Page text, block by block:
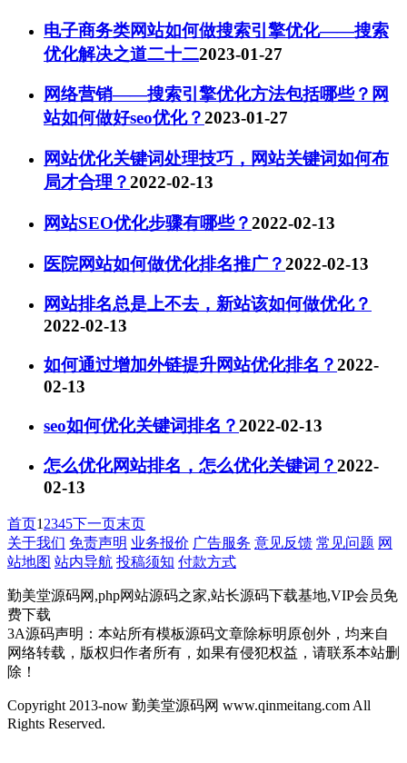
电子商务类网站如何做搜索引擎优化——搜索
优化解决之道二十二2023-01-27
网络营销——搜索引擎优化方法包括哪些？网
站如何做好seo优化？2023-01-27
网站优化关键词处理技巧，网站关键词如何布
局才合理？2022-02-13
网站SEO优化步骤有哪些？2022-02-13
医院网站如何做优化排名推广？2022-02-13
网站排名总是上不去，新站该如何做优化？
2022-02-13
如何通过增加外链提升网站优化排名？2022-
02-13
seo如何优化关键词排名？2022-02-13
怎么优化网站排名，怎么优化关键词？2022-
02-13
首页1 2345下一页末页
关于我们 免责声明 业务报价 广告服务 意见反馈 常见问题 网
站地图 站内导航 投稿须知 付款方式
勤美堂源码网,php网站源码之家,站长源码下载基地,VIP会员免
费下载
3A源码声明：本站所有模板源码文章除标明原创外，均来自
网络转载，版权归作者所有，如果有侵犯权益，请联系本站删
除！
Copyright 2013-now 勤美堂源码网 www.qinmeitang.com All
Rights Reserved.